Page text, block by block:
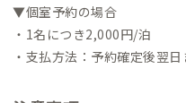
▼個室予約の場合
・1名につき2,000円/泊
・支払方法：予約確定後翌